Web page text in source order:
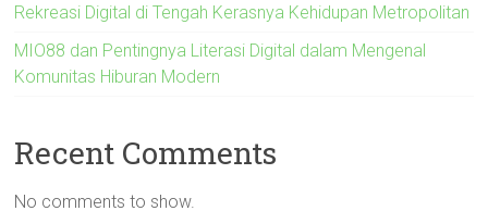
Rekreasi Digital di Tengah Kerasnya Kehidupan Metropolitan
MIO88 dan Pentingnya Literasi Digital dalam Mengenal
Komunitas Hiburan Modern
Recent Comments
No comments to show.